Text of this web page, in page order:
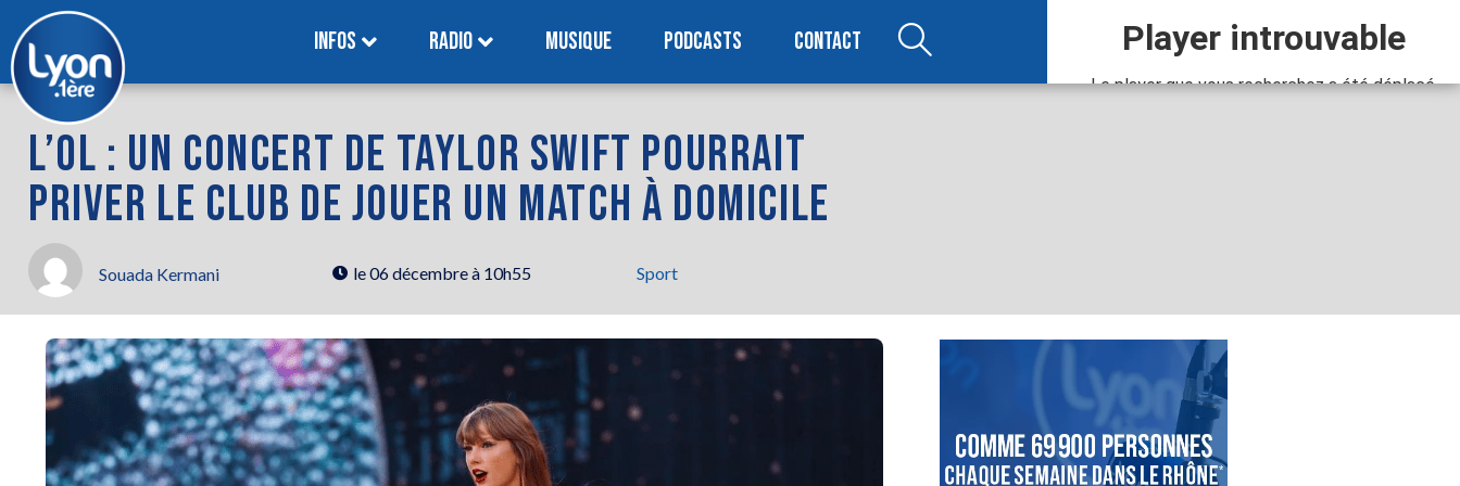
INFOS RADIO MUSIQUE PODCASTS CONTACT
L’OL : UN CONCERT DE TAYLOR SWIFT POURRAIT
PRIVER LE CLUB DE JOUER UN MATCH À DOMICILE
Souada Kermani le06 décembre à 10h55 Sport